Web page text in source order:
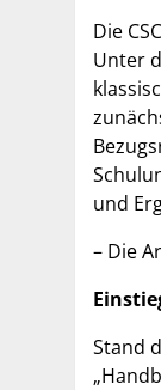
Die
Unter
und
– Die
Stand